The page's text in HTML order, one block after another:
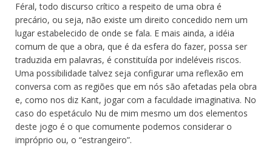
Féral, todo discurso crítico a respeito de uma obra é
precário, ou seja, não existe um direito concedido nem um
lugar estabelecido de onde se fala. E mais ainda, a idéia
comum de que a obra, que é da esfera do fazer, possa ser
traduzida em palavras, é constituída por indeléveis riscos.
Uma possibilidade talvez seja configurar uma reflexão em
conversa com as regiões que em nós são afetadas pela obra
e, como nos diz Kant, jogar com a faculdade imaginativa. No
caso do espetáculo Nu de mim mesmo um dos elementos
deste jogo é o que comumente podemos considerar o
impróprio ou, o “estrangeiro”.